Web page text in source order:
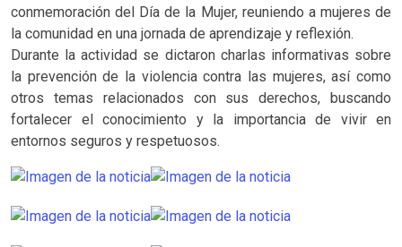
conmemoración del Día de la Mujer, reuniendo a mujeres de
la comunidad en una jornada de aprendizaje y reflexión.
Durante la actividad se dictaron charlas informativas sobre
la prevención de la violencia contra las mujeres, así como
otros temas relacionados con sus derechos, buscando
fortalecer el conocimiento y la importancia de vivir en
entornos seguros y respetuosos.